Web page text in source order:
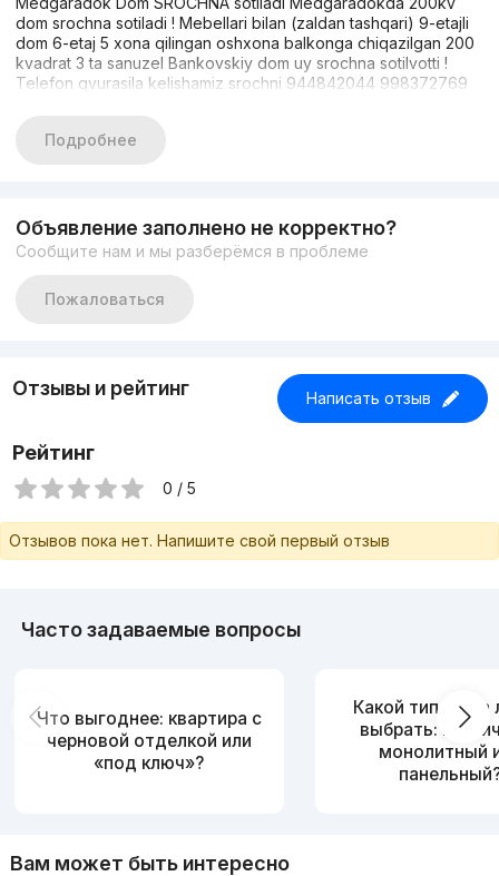
dom srochna sotiladi ! Mebellari bilan (zaldan tashqari) 9-etajli
dom 6-etaj 5 xona qilingan oshxona balkonga chiqazilgan 200
kvadrat 3 ta sanuzel Bankovskiy dom uy srochna sotilvotti !
Telefon qvurasila kelishamiz srochni 944842044 998372769
Подробнее
Объявление заполнено не корректно?
Сообщите нам и мы разберёмся в проблеме
Пожаловаться
Отзывы и рейтинг Написать отзыв
Рейтинг
0 / 5
Отзывов пока нет. Напишите свой первый отзыв
Часто задаваемые вопросы
Что выгоднее: квартира с
черновой отделкой или
«под ключ»?
Какой тип дома
выбрать:
монолитный
Вам может быть интересно